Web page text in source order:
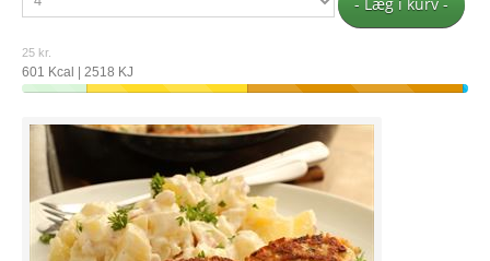
25 kr.
601 Kcal | 2518 KJ